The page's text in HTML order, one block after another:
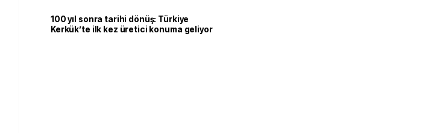
100 yıl sonra tarihi dönüş: Türkiye
Kerkük’te ilk kez üretici konuma geliyor